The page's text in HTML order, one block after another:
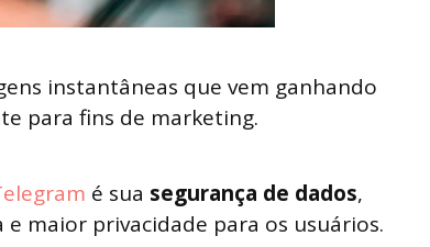
instantâneas que vem ganhando
para fins de marketing.
é sua segurança de dados,
maior privacidade para os usuários.